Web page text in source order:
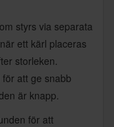
styrs via separata
ett kärl placeras
storleken.
att ge snabb
är knapp.
för att